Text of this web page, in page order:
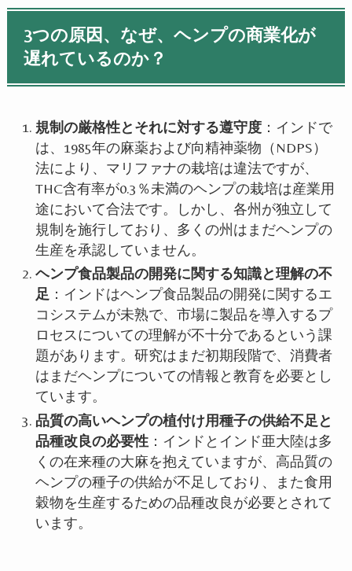
3つの原因、なぜ、ヘンプの商業化が
遅れているのか？
規制の厳格性とそれに対する遵守度：インドで
は、 1985年の麻薬および向精神薬物（ NDPS）
法により、マリファナの栽培は違法ですが、
THC含有率が0.3 ％未満のヘンプの栽培は産業用
途において合法です。しかし、各州が独立して
規制を施行しており、多くの州はまだヘンプの
生産を承認していません。
ヘンプ食品製品の開発に関する知識と理解の不
足：インドはヘンプ食品製品の開発に関するエ
コシステムが未熟で、市場に製品を導入するプ
ロセスについての理解が不十分であるという課
題があります。研究はまだ初期段階で、消費者
はまだヘンプについての情報と教育を必要とし
ています。
品質の高いヘンプの植付け用種子の供給不足と
品種改良の必要性：インドとインド亜大陸は多
くの在来種の大麻を抱えていますが、高品質の
ヘンプの種子の供給が不足しており、また食用
穀物を生産するための品種改良が必要とされて
います。